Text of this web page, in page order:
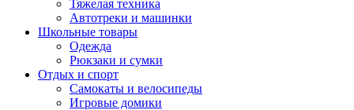
Тяжелая техника
Автотреки и машинки
Школьные товары
Одежда
Рюкзаки и сумки
Отдых и спорт
Самокаты и велосипеды
Игровые домики